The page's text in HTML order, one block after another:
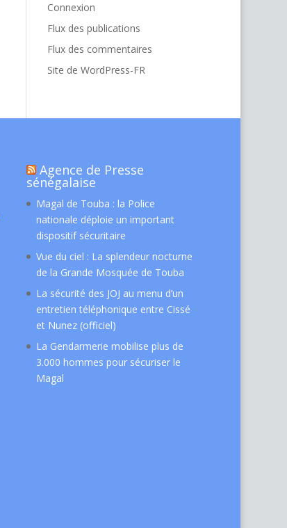
Connexion
Flux des publications
Flux des commentaires
Site de WordPress-FR
Agence de Presse
sénégalaise
Magal de Touba : la Police
nationale déploie un important
dispositif sécuritaire
Vue du ciel : La splendeur nocturne
de la Grande Mosquée de Touba
La sécurité des JOJ au menu d’un
entretien téléphonique entre Cissé
et Nunez (officiel)
La Gendarmerie mobilise plus de
3.000 hommes pour sécuriser le
Magal